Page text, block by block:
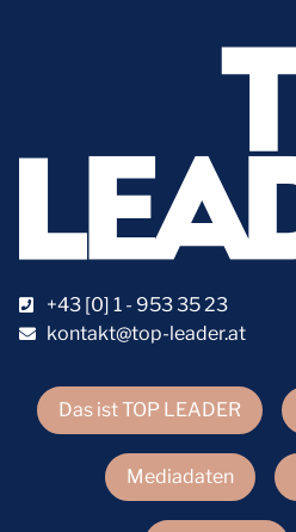
Das ist TOP LEADER
Mediadaten
+43 [0] 1 - 953 35 23
kontakt@top-leader.at